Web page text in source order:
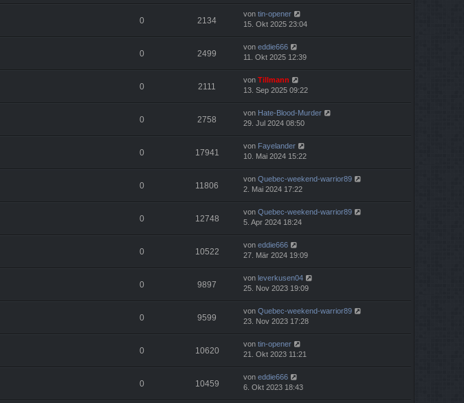
0 2134
von tin-opener
15. Okt 2025 23:04
0 2499
von eddie666
11. Okt 2025 12:39
0 2111
von Tillmann
13. Sep 2025 09:22
0 2758
von Hate-Blood-Murder
29. Jul 2024 08:50
0 17941
von Fayelander
10. Mai 2024 15:22
0 11806
von Quebec-weekend-warrior89
2. Mai 2024 17:22
0 12748
von Quebec-weekend-warrior89
5. Apr 2024 18:24
0 10522
von eddie666
27. Mär 2024 19:09
0 9897
von leverkusen04
25. Nov 2023 19:09
0 9599
von Quebec-weekend-warrior89
23. Nov 2023 17:28
0 10620
von tin-opener
21. Okt 2023 11:21
0 10459
von eddie666
6. Okt 2023 18:43